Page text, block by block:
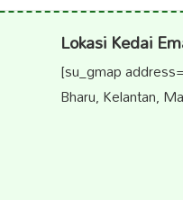
Lokasi Kedai
[su_gmap
Bharu, Kelantan,